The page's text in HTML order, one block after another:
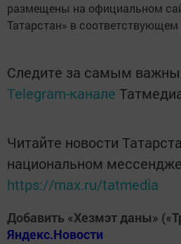
размещены на официальном
Татарстан» в соответствующем
Следите за самым
Telegram-канале
Читайте новости
национальном
https://max.ru/tatmedia
Добавить «Хезмэт даны»
Яндекс.Новости